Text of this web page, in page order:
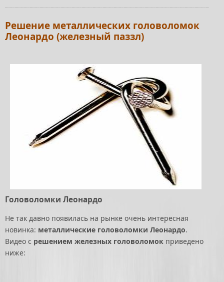
Решение металлических головоломок
Леонардо (железный паззл)
Головоломки Леонардо
Не так давно появилась на рынке очень интересная
новинка: металлические головоломки Леонардо.
Видео с решением железных головоломок приведено
ниже: